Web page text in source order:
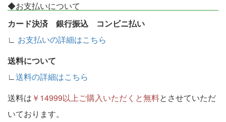
◆お支払いについて
カード決済 銀行振込 コンビニ払い
∟ お支払いの詳細はこちら
送料について
∟ 送料の詳細はこちら
送料は ￥14999以上ご購入いただくと無料とさせていただ
いております。